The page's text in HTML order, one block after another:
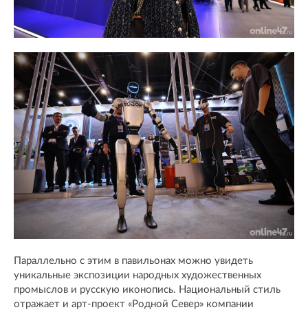
Параллельно с этим в павильонах можно увидеть
уникальные экспозиции народных художественных
промыслов и русскую иконопись. Национальный стиль
отражает и арт-проект «Родной Север» компании